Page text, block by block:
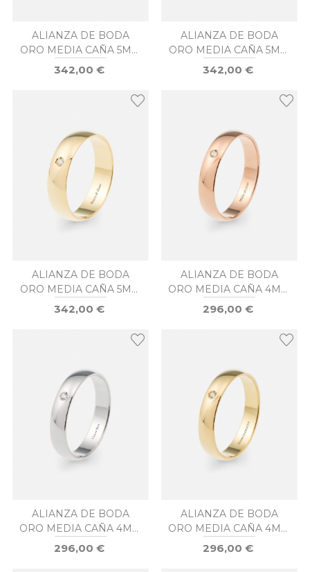
ALIANZA DE BODA
ORO MEDIA CAÑA 5MM
DIAMANTE
342,00 €
ALIANZA DE BODA
ORO MEDIA CAÑA 5MM
DIAMANTE
342,00 €
ALIANZA DE BODA
ORO MEDIA CAÑA 5MM
DIAMANTE
342,00 €
ALIANZA DE BODA
ORO MEDIA CAÑA 4MM
DIAMANTE
296,00 €
ALIANZA DE BODA
ORO MEDIA CAÑA 4MM
DIAMANTE
296,00 €
ALIANZA DE BODA
ORO MEDIA CAÑA 4MM
DIAMANTE
296,00 €